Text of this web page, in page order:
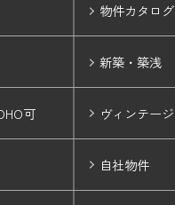
物件カタログ
新築・築浅
可 ヴィンテージ
自社物件